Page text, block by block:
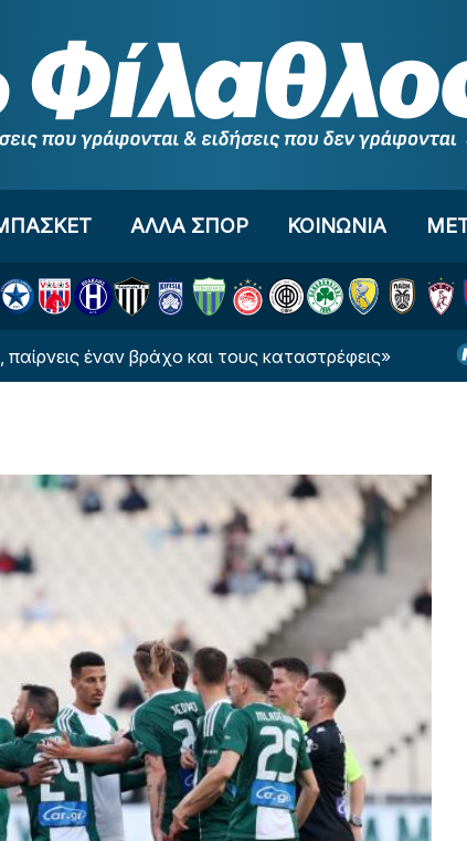
ΑΛΛΑ ΣΠΟΡ ΚΟΙΝΩΝΙΑ
βράχο και τους καταστρέφεις»